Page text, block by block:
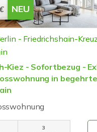
NEU
- Friedrichshain-
Kiez - Sofortbezug -
in
3